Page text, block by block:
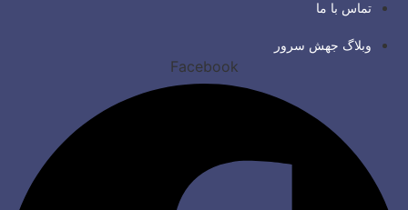
تماس با ما
وبلاگ جهش سرور
Facebook